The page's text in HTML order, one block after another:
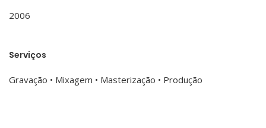
2006
Serviços
Gravação • Mixagem • Masterização • Produção